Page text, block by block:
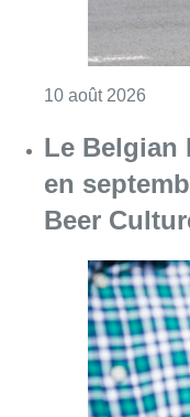
10 août 2026
Le Belgian
en
Beer